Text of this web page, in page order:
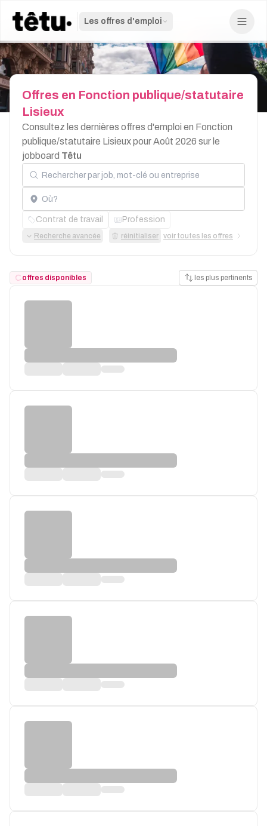
Les offres d'emploi
Offres en Fonction publique/statutaire
Lisieux
Consultez les dernières offres d'emploi en Fonction
publique/statutaire Lisieux pour Août 2026 sur le
jobboard Têtu
Rechercher par job, mot-clé ou entreprise
Localisation
Contrat de travail Profession
Recherche avancée réinitialiser voir toutes les offres
offres disponibles les plus pertinents